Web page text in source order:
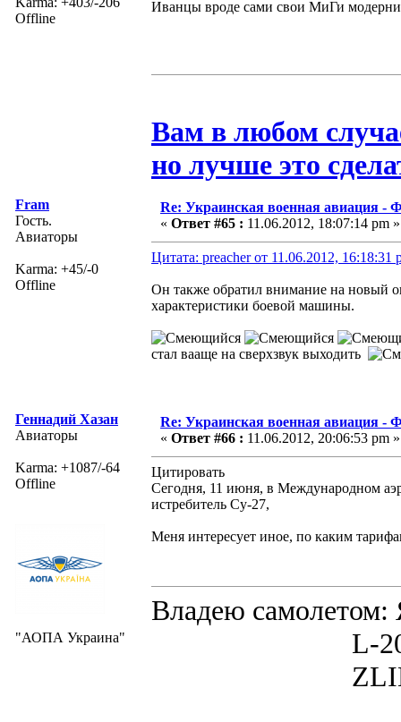
Offline
Иванцы вроде сами свои МиГи
Вам в любом
но лучше это
Fram
Гость.
Авиаторы
Karma: +45/-0
Offline
Re: Украинская военная авиация -
« Ответ #65 : 11.06.2012, 18:07:14 pm »
Цитата: preacher от 11.06.2012, 16:18:31
Он также обратил внимание на новый
характеристики боевой машины.
стал вааще на сверхзвук выходить
Геннадий Хазан
Авиаторы
Karma: +1087/-64
Offline
"АОПА Украина"
Re: Украинская военная авиация -
« Ответ #66 : 11.06.2012, 20:06:53 pm »
Цитировать
Сегодня, 11 июня, в Международном
истребитель Су-27,
Меня интересует иное, по каким
Владею
L-200D
ZLIN 526